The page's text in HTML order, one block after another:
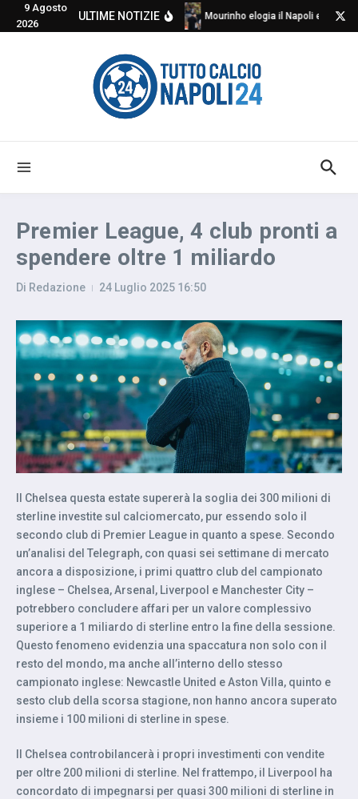
Salta al contenuto
9 Agosto
2026
ULTIME NOTIZIE Mourinho elogia il Napoli e critica
Premier League, 4 club pronti a
spendere oltre 1 miliardo
Di Redazione 24 Luglio 2025 16:50
Il Chelsea questa estate supererà la soglia dei 300 milioni di
sterline investite sul calciomercato, pur essendo solo il
secondo club di Premier League in quanto a spese. Secondo
un’analisi del Telegraph, con quasi sei settimane di mercato
ancora a disposizione, i primi quattro club del campionato
inglese – Chelsea, Arsenal, Liverpool e Manchester City –
potrebbero concludere affari per un valore complessivo
superiore a 1 miliardo di sterline entro la fine della sessione.
Questo fenomeno evidenzia una spaccatura non solo con il
resto del mondo, ma anche all’interno dello stesso
campionato inglese: Newcastle United e Aston Villa, quinto e
sesto club della scorsa stagione, non hanno ancora superato
insieme i 100 milioni di sterline in spese.
Il Chelsea controbilancerà i propri investimenti con vendite
per oltre 200 milioni di sterline. Nel frattempo, il Liverpool ha
concordato di impegnarsi per quasi 300 milioni di sterline in